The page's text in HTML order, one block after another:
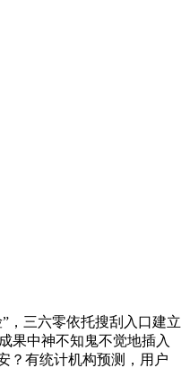
三六零依托搜刮入口建立
果中神不知鬼不觉地插入
有统计机构预测，用户